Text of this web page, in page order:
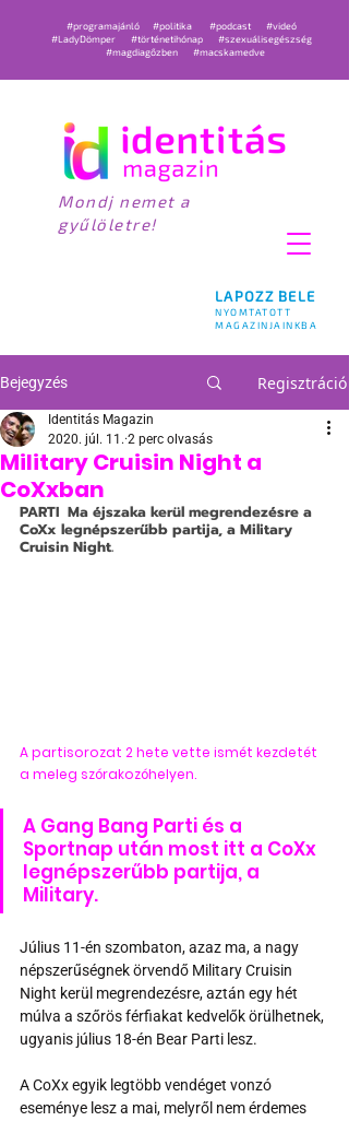
LAPOZZ BELE
NYOMTATOTT
MAGAZINJAINKBA
#programajánló #politika #podcast
#videó
#LadyDömper
#történetihónap
#szexuálisegészség
#magdiagőzben
#macskamedve
Mondj nemet a
gyűlöletre!
Bejegyzés Regisztráció
Military Cruisin Night a
CoXxban
Identitás Magazin
2020. júl. 11. 2 perc olvasás
PARTI
  Ma éjszaka kerül megrendezésre a
CoXx legnépszerűbb partija, a Military
Cruisin Night.
A partisorozat 2 hete vette ismét kezdetét
a meleg szórakozóhelyen.
A Gang Bang Parti és a
Sportnap után most itt a CoXx
legnépszerűbb partija, a
Military.
Július 11-én szombaton, azaz ma, a nagy
népszerűségnek örvendő Military Cruisin
Night kerül megrendezésre, aztán egy hét
múlva a szőrös férfiakat kedvelők örülhetnek,
ugyanis július 18-én Bear Parti lesz.
A CoXx egyik legtöbb vendéget vonzó
eseménye lesz a mai, melyről nem érdemes